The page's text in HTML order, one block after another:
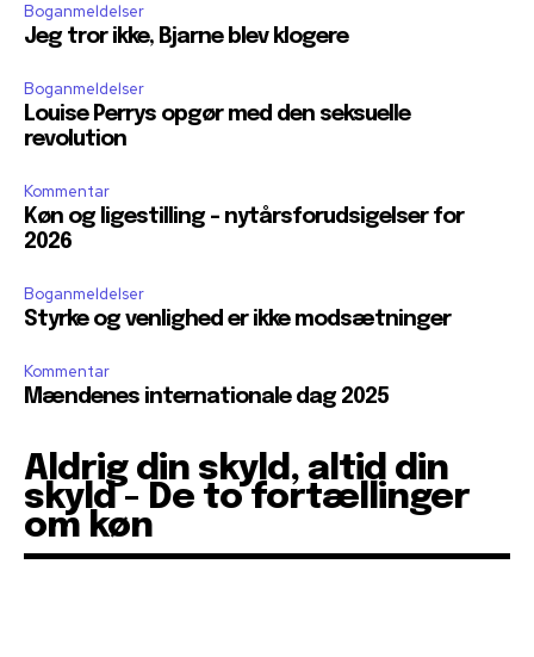
Boganmeldelser
Jeg tror ikke, Bjarne blev klogere
Boganmeldelser
Louise Perrys opgør med den seksuelle
revolution
Kommentar
Køn og ligestilling – nytårsforudsigelser for
2026
Boganmeldelser
Styrke og venlighed er ikke modsætninger
Kommentar
Mændenes internationale dag 2025
Aldrig din skyld, altid din
skyld - De to fortællinger
om køn